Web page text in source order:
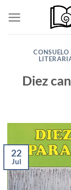
contenido
Diez
22
Jul